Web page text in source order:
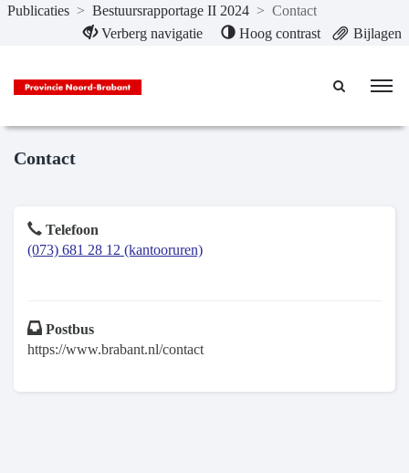
Naar hoofdinhoud
Publicaties > Bestuursrapportage II 2024 > Contact
Verberg navigatie
Hoog contrast Bijlagen
Contact
Telefoon
(073) 681 28 12 (kantooruren)
Postbus
https://www.brabant.nl/contact